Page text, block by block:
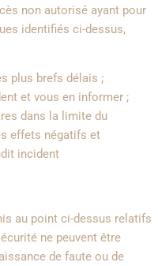
non autorisé ayant pour
identifiés ci-dessus,
plus brefs délais ;
et vous en informer ;
dans la limite du
effets négatifs et
incident
au point ci-dessus relatifs
ne peuvent être
de faute ou de